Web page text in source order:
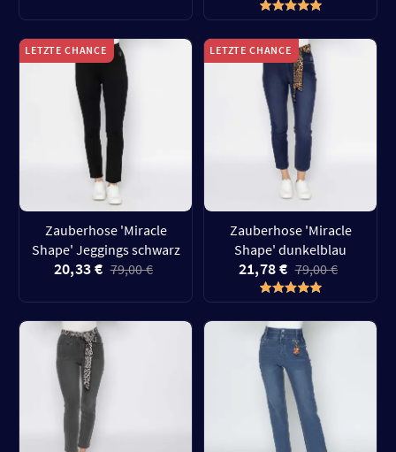
LETZTE CHANCE
Zauberhose 'Miracle
Shape' Jeggings schwarz
20,33 € 79,00 €
LETZTE CHANCE
Zauberhose 'Miracle
Shape' dunkelblau
21,78 € 79,00 €